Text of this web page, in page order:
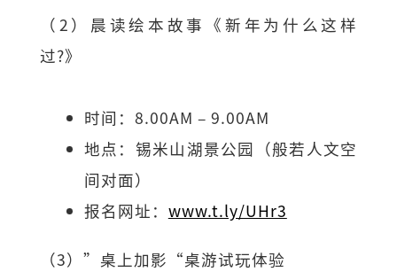
（2）晨读绘本故事《新年为什么这样
过?》
时间：8.00AM – 9.00AM
地点：锡米山湖景公园（般若人文空
间对面）
报名网址： www.t.ly/UHr3
（3）”桌上加影“桌游试玩体验